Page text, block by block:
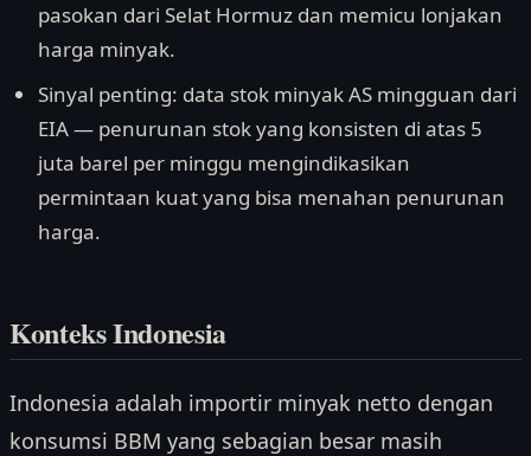
pasokan dari Selat Hormuz dan memicu lonjakan
harga minyak.
Sinyal penting: data stok minyak AS mingguan dari
EIA — penurunan stok yang konsisten di atas 5
juta barel per minggu mengindikasikan
permintaan kuat yang bisa menahan penurunan
harga.
Konteks Indonesia
Indonesia adalah importir minyak netto dengan
konsumsi BBM yang sebagian besar masih